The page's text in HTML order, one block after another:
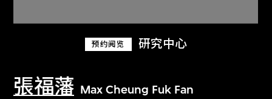
预约阅览 研究中心
張福藩 Max Cheung Fuk Fan
关于M+藏品
探索世界顶级的二十及二十一世纪视觉
文化藏品。